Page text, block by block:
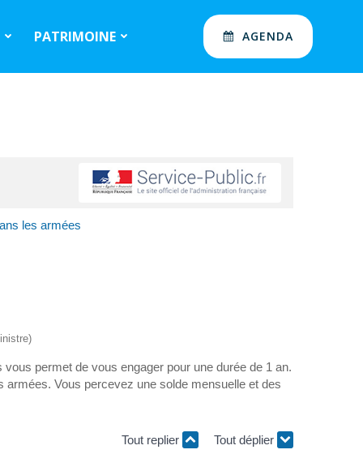
PATRIMOINE AGENDA
les armées
permet de vous engager pour une durée de 1 an.
armées. Vous percevez une solde mensuelle et des
Tout replier Tout déplier